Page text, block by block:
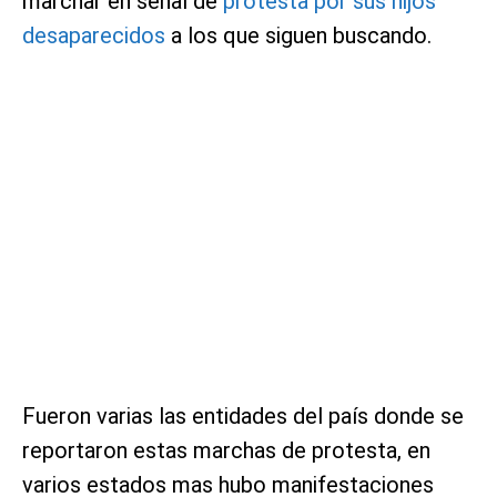
desaparecidos a los que siguen buscando.
Fueron varias las entidades del país donde se
reportaron estas marchas de protesta, en
varios estados mas hubo manifestaciones